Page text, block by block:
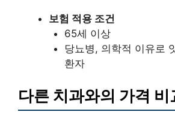
보험 적용 조건
65세 이상
당뇨병, 의학적 이유로
환자
다른 치과와의 가격 비